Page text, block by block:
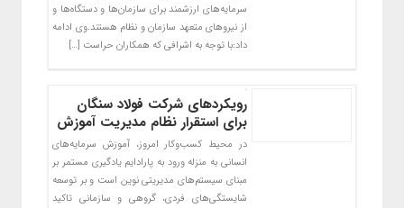
سرمایه‌های ارزشمند برای سازمان‌ها و دستگاه‌ها و
از نیروهای متعهد سازمان و نظام هستند.وی ادامه
داد:با توجه به اشرافی که همکاران حراست […]
رویکردهای شرکت فولاد سنگان
برای استقرار نظام مدیریت آموزش
در محیط کسب‌وکار امروز، آموزش سرمایه‌های
انسانی به منزله ورود به پارادایم‌ یادگیری مستمر بر
مبنای سیستم‌های مدیریتی نوین است و بر توسعه
شایستگی‌های فردی، گروهی و سازمانی تاکید